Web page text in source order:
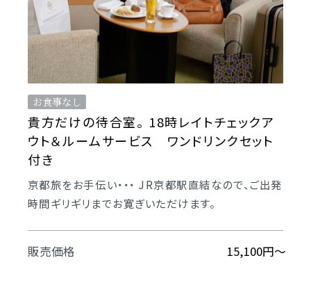
貴方だけの待合室。 18時レイトチェックア
ウト＆ルームサービス ワンドリンクセット
付き
お食事なし
京都旅をお手伝い・・・ JR京都駅直結なので、ご出発
時間ギリギリまでお寛ぎいただけます。
販売価格 15,100円～